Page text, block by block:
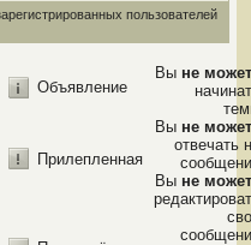
пользователей
Объявление
Прилепленная
Вы не
Вы не
отвечать
Вы не